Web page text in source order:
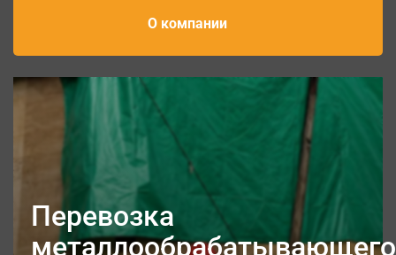
О компании
Перевозка
металлообрабатывающего